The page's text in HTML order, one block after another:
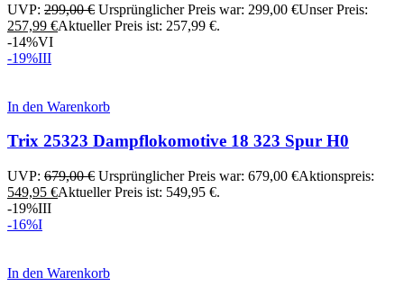
UVP: 299,00€ Ursprünglicher Preis war: 299,00 €Unser Preis:
257,99 €Aktueller Preis ist: 257,99 €.
-14%VI
-19%III
In den Warenkorb
Trix 25323 Dampflokomotive 18 323 Spur H0
UVP: 679,00€ Ursprünglicher Preis war: 679,00 €Aktionspreis:
549,95 €Aktueller Preis ist: 549,95 €.
-19%III
-16%I
In den Warenkorb